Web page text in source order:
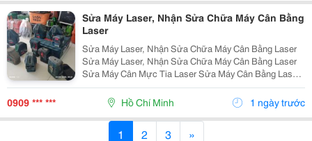
Sửa Máy Laser, Nhận Sửa Chữa Máy Cân Bằng
Laser
Sửa Máy Laser, Nhận Sửa Chữa Máy Cân Bằng Laser
Sửa Máy Laser, Nhận Sửa Chữa Máy Cân Bằng Laser
Sửa Máy Cân Mực Tia Laser Sửa Máy Cân Bằng Laser
Nhận Sửa Máy Cân Mực Laser Sửa Máy Laser, Sửa
Máy Cân Mực Laser Sửa Máy Laser Bosch Sửa...
0909 *** *** Hồ Chí Minh 1 ngày trước
1 2 3 »